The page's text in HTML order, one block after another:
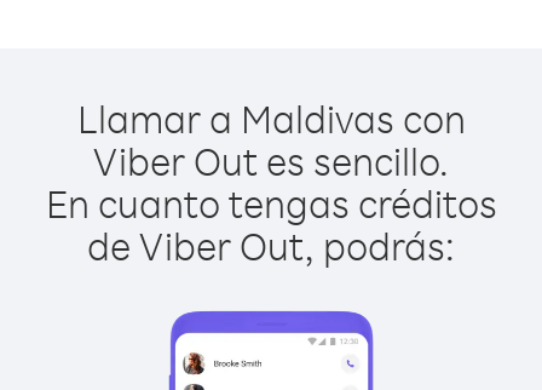
Llamar a Maldivas con
Viber Out es sencillo.
En cuanto tengas créditos
de Viber Out, podrás: